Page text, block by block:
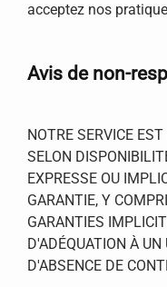
acceptez nos
Avis de non-
NOTRE SERVICE
SELON
EXPRESSE OU
GARANTIE, Y
GARANTIES
D'ADÉQUATION À
D'ABSENCE DE